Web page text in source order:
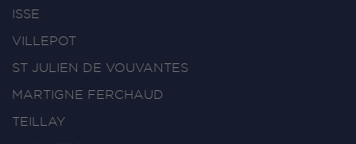
ISSE
VILLEPOT
ST JULIEN DE VOUVANTES
MARTIGNE FERCHAUD
TEILLAY